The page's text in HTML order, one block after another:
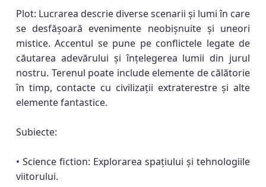
Plot: Lucrarea descrie diverse scenarii și lumi în care
se desfășoară evenimente neobișnuite și uneori
mistice. Accentul se pune pe conflictele legate de
căutarea adevărului și înțelegerea lumii din jurul
nostru. Terenul poate include elemente de călătorie
în timp, contacte cu civilizații extraterestre și alte
elemente fantastice.
Subiecte:
• Science fiction: Explorarea spațiului și tehnologiile
viitorului.